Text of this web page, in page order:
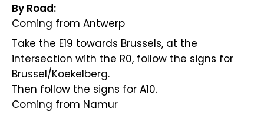
By Road:
Coming from Antwerp
Take the E19 towards Brussels, at the
intersection with the R0, follow the signs for
Brussel/Koekelberg.
Then follow the signs for A10.
Coming from Namur